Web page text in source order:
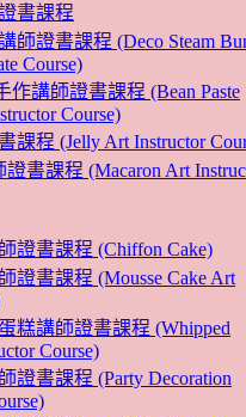
書課程
師證書課程 (Deco Steam
Course)
作講師證書課程 (Bean Paste
Course)
課程 (Jelly Art Instructor
書課程 (Macaron Art
證書課程 (Chiffon Cake)
證書課程 (Mousse Cake Art
糕講師證書課程 (Whipped
Course)
證書課程 (Party Decoration